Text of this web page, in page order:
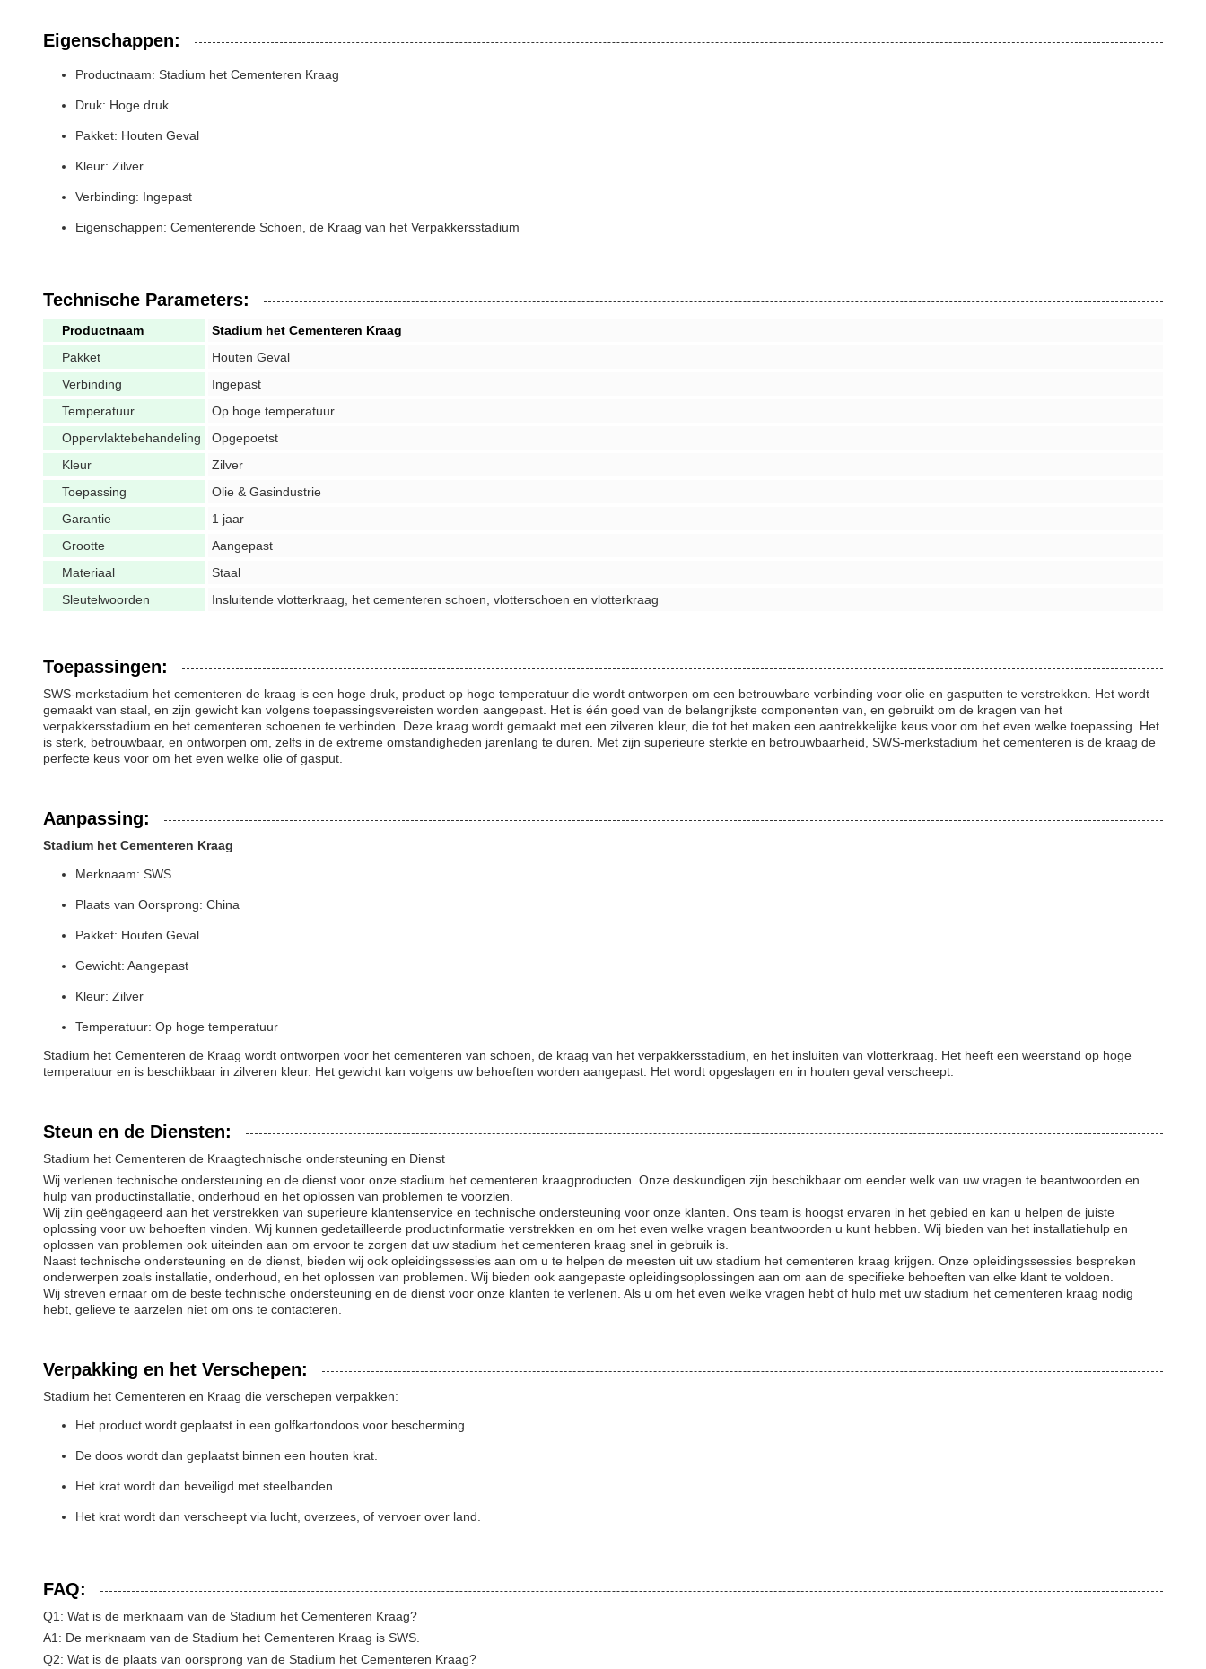
Eigenschappen:
Productnaam: Stadium het Cementeren Kraag
Druk: Hoge druk
Pakket: Houten Geval
Kleur: Zilver
Verbinding: Ingepast
Eigenschappen: Cementerende Schoen, de Kraag van het Verpakkersstadium
Technische Parameters:
Productnaam
Stadium het Cementeren Kraag
Pakket
Houten Geval
Verbinding
Ingepast
Temperatuur
Op hoge temperatuur
Oppervlaktebehandeling
Opgepoetst
Kleur
Zilver
Toepassing
Olie & Gasindustrie
Garantie
1 jaar
Grootte
Aangepast
Materiaal
Staal
Sleutelwoorden
Insluitende vlotterkraag, het cementeren schoen, vlotterschoen en vlotterkraag
Toepassingen:
SWS-merkstadium het cementeren de kraag is een hoge druk, product op hoge temperatuur die wordt ontworpen om een betrouwbare verbinding voor olie en gasputten te verstrekken. Het wordt
gemaakt van staal, en zijn gewicht kan volgens toepassingsvereisten worden aangepast. Het is één goed van de belangrijkste componenten van, en gebruikt om de kragen van het
verpakkersstadium en het cementeren schoenen te verbinden. Deze kraag wordt gemaakt met een zilveren kleur, die tot het maken een aantrekkelijke keus voor om het even welke toepassing. Het
is sterk, betrouwbaar, en ontworpen om, zelfs in de extreme omstandigheden jarenlang te duren. Met zijn superieure sterkte en betrouwbaarheid, SWS-merkstadium het cementeren is de kraag de
perfecte keus voor om het even welke olie of gasput.
Aanpassing:
Stadium het Cementeren Kraag
Merknaam: SWS
Plaats van Oorsprong: China
Pakket: Houten Geval
Gewicht: Aangepast
Kleur: Zilver
Temperatuur: Op hoge temperatuur
Stadium het Cementeren de Kraag wordt ontworpen voor het cementeren van schoen, de kraag van het verpakkersstadium, en het insluiten van vlotterkraag. Het heeft een weerstand op hoge
temperatuur en is beschikbaar in zilveren kleur. Het gewicht kan volgens uw behoeften worden aangepast. Het wordt opgeslagen en in houten geval verscheept.
Steun en de Diensten:
Stadium het Cementeren de Kraagtechnische ondersteuning en Dienst
Wij verlenen technische ondersteuning en de dienst voor onze stadium het cementeren kraagproducten. Onze deskundigen zijn beschikbaar om eender welk van uw vragen te beantwoorden en
hulp van productinstallatie, onderhoud en het oplossen van problemen te voorzien.
Wij zijn geëngageerd aan het verstrekken van superieure klantenservice en technische ondersteuning voor onze klanten. Ons team is hoogst ervaren in het gebied en kan u helpen de juiste
oplossing voor uw behoeften vinden. Wij kunnen gedetailleerde productinformatie verstrekken en om het even welke vragen beantwoorden u kunt hebben. Wij bieden van het installatiehulp en
oplossen van problemen ook uiteinden aan om ervoor te zorgen dat uw stadium het cementeren kraag snel in gebruik is.
Naast technische ondersteuning en de dienst, bieden wij ook opleidingssessies aan om u te helpen de meesten uit uw stadium het cementeren kraag krijgen. Onze opleidingssessies bespreken
onderwerpen zoals installatie, onderhoud, en het oplossen van problemen. Wij bieden ook aangepaste opleidingsoplossingen aan om aan de specifieke behoeften van elke klant te voldoen.
Wij streven ernaar om de beste technische ondersteuning en de dienst voor onze klanten te verlenen. Als u om het even welke vragen hebt of hulp met uw stadium het cementeren kraag nodig
hebt, gelieve te aarzelen niet om ons te contacteren.
Verpakking en het Verschepen:
Stadium het Cementeren en Kraag die verschepen verpakken:
Het product wordt geplaatst in een golfkartondoos voor bescherming.
De doos wordt dan geplaatst binnen een houten krat.
Het krat wordt dan beveiligd met steelbanden.
Het krat wordt dan verscheept via lucht, overzees, of vervoer over land.
FAQ:
Q1: Wat is de merknaam van de Stadium het Cementeren Kraag?
A1: De merknaam van de Stadium het Cementeren Kraag is SWS.
Q2: Wat is de plaats van oorsprong van de Stadium het Cementeren Kraag?